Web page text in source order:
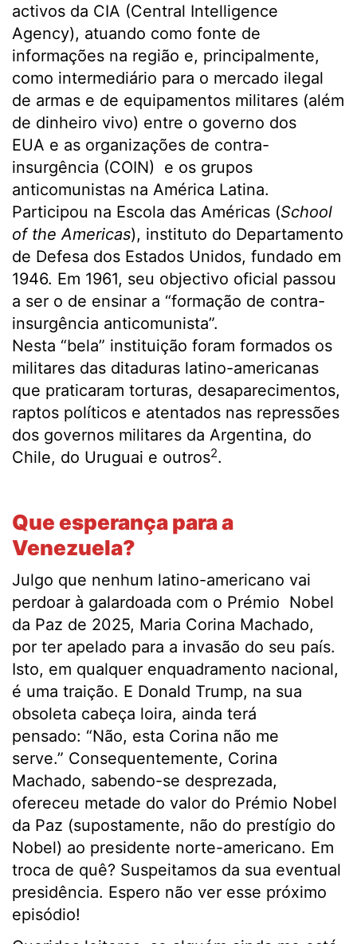
activos da CIA (Central Intelligence
Agency), atuando como fonte de
informações na região e, principalmente,
como intermediário para o mercado ilegal
de armas e de equipamentos militares (além
de dinheiro vivo) entre o governo dos
EUA e as organizações de contra-
insurgência (COIN) e os grupos
anticomunistas na América Latina.
Participou na Escola das Américas (School
of the Americas), instituto do Departamento
de Defesa dos Estados Unidos, fundado em
1946. Em 1961, seu objectivo oficial passou
a ser o de ensinar a “formação de contra-
insurgência anticomunista”.
Nesta “bela” instituição foram formados os
militares das ditaduras latino-americanas
que praticaram torturas, desaparecimentos,
raptos políticos e atentados nas repressões
dos governos militares da Argentina, do
Chile, do Uruguai e outros2.
Que esperança para a
Venezuela?
Julgo que nenhum latino-americano vai
perdoar à galardoada com o Prémio Nobel
da Paz de 2025, Maria Corina Machado,
por ter apelado para a invasão do seu país.
Isto, em qualquer enquadramento nacional,
é uma traição. E Donald Trump, na sua
obsoleta cabeça loira, ainda terá
pensado: “Não, esta Corina não me
serve.” Consequentemente, Corina
Machado, sabendo-se desprezada,
ofereceu metade do valor do Prémio Nobel
da Paz (supostamente, não do prestígio do
Nobel) ao presidente norte-americano. Em
troca de quê? Suspeitamos da sua eventual
presidência. Espero não ver esse próximo
episódio!